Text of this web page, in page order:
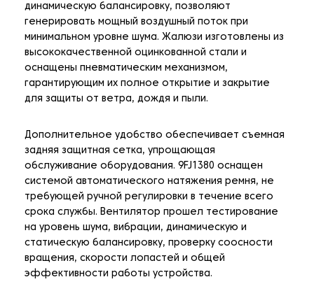
динамическую балансировку, позволяют
генерировать мощный воздушный поток при
минимальном уровне шума. Жалюзи изготовлены из
высококачественной оцинкованной стали и
оснащены пневматическим механизмом,
гарантирующим их полное открытие и закрытие
для защиты от ветра, дождя и пыли.
Дополнительное удобство обеспечивает съемная
задняя защитная сетка, упрощающая
обслуживание оборудования. 9FJ1380 оснащен
системой автоматического натяжения ремня, не
требующей ручной регулировки в течение всего
срока службы. Вентилятор прошел тестирование
на уровень шума, вибрации, динамическую и
статическую балансировку, проверку соосности
вращения, скорости лопастей и общей
эффективности работы устройства.